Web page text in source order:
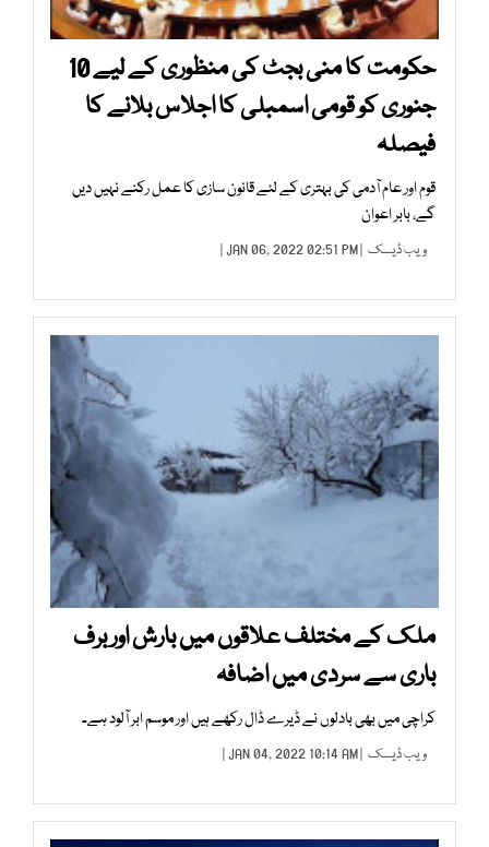
حکومت کا منی بجٹ کی منظوری کے لیے 10
جنوری کو قومی اسمبلی کا اجلاس بلانے کا
فیصلہ
قوم اور عام آدمی کی بہتری کے لئے قانون سازی کا عمل رکنے نہیں دیں
گے، بابر اعوان
ویب ڈیسک | JAN 06, 2022 02:51 PM |
ملک کے مختلف علاقوں میں بارش اور برف
باری سے سردی میں اضافہ
کراچی میں بھی بادلوں نے ڈیرے ڈال رکھے ہیں اور موسم ابر آلود ہے۔
ویب ڈیسک | JAN 04, 2022 10:14 AM |